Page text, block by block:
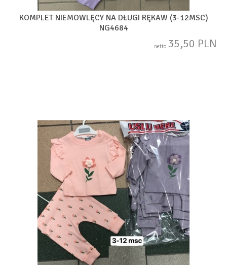
KOMPLET NIEMOWLĘCY NA DŁUGI RĘKAW (3-12MSC)
NG4684
netto 35,50 PLN